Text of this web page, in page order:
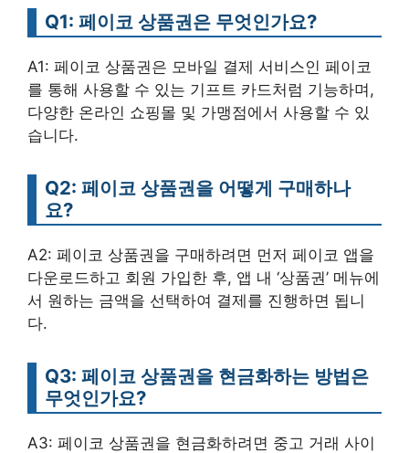
Q1: 페이코 상품권은 무엇인가요?
A1: 페이코 상품권은 모바일 결제 서비스인 페이코
를 통해 사용할 수 있는 기프트 카드처럼 기능하며,
다양한 온라인 쇼핑몰 및 가맹점에서 사용할 수 있
습니다.
Q2: 페이코 상품권을 어떻게 구매하나
요?
A2: 페이코 상품권을 구매하려면 먼저 페이코 앱을
다운로드하고 회원 가입한 후, 앱 내 ‘상품권’ 메뉴에
서 원하는 금액을 선택하여 결제를 진행하면 됩니
다.
Q3: 페이코 상품권을 현금화하는 방법은
무엇인가요?
A3: 페이코 상품권을 현금화하려면 중고 거래 사이